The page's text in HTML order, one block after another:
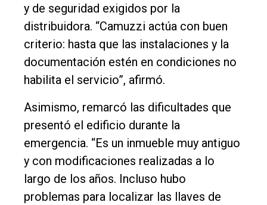
y de seguridad exigidos por la
distribuidora. “Camuzzi actúa con buen
criterio: hasta que las instalaciones y la
documentación estén en condiciones no
habilita el servicio”, afirmó.
Asimismo, remarcó las dificultades que
presentó el edificio durante la
emergencia. “Es un inmueble muy antiguo
y con modificaciones realizadas a lo
largo de los años. Incluso hubo
problemas para localizar las llaves de